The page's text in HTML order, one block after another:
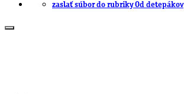
zaslať súbor do rubriky Od detepákov